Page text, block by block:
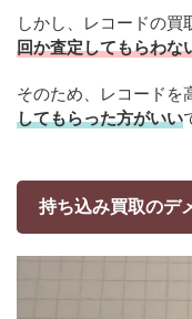
しかし、レコードの買
回か査定してもらわな
そのため、レコードを
してもらった方がいい
持ち込み買取のデ